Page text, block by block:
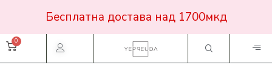
Бесплатна достава над 1700мкд